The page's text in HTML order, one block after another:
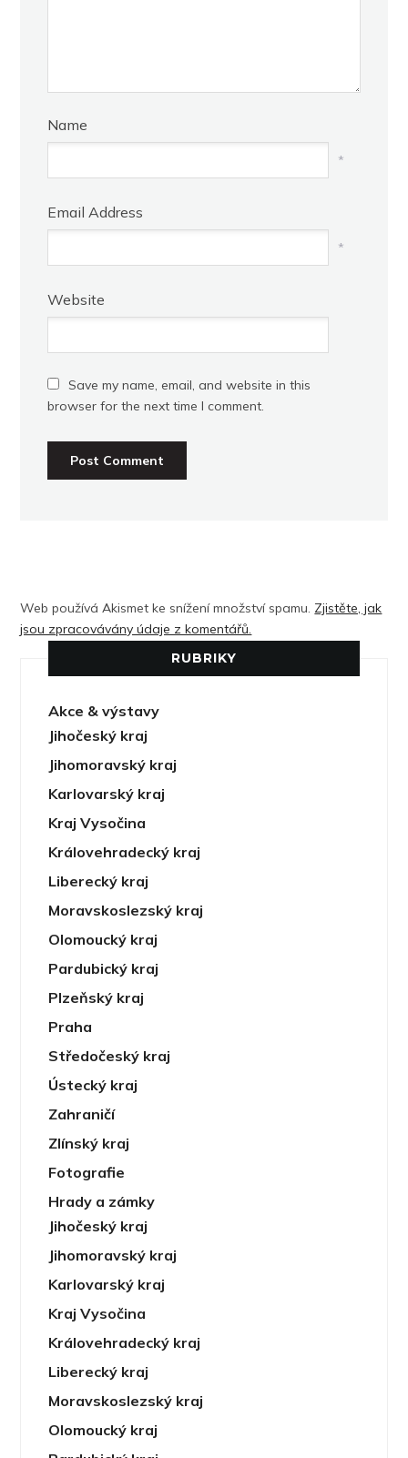
Name
*
Email Address
*
Website
Save my name, email, and website in this
browser for the next time I comment.
Web používá Akismet ke snížení množství spamu. Zjistěte, jak
jsou zpracovávány údaje z komentářů.
RUBRIKY
Akce & výstavy
Jihočeský kraj
Jihomoravský kraj
Karlovarský kraj
Kraj Vysočina
Královehradecký kraj
Liberecký kraj
Moravskoslezský kraj
Olomoucký kraj
Pardubický kraj
Plzeňský kraj
Praha
Středočeský kraj
Ústecký kraj
Zahraničí
Zlínský kraj
Fotografie
Hrady a zámky
Jihočeský kraj
Jihomoravský kraj
Karlovarský kraj
Kraj Vysočina
Královehradecký kraj
Liberecký kraj
Moravskoslezský kraj
Olomoucký kraj